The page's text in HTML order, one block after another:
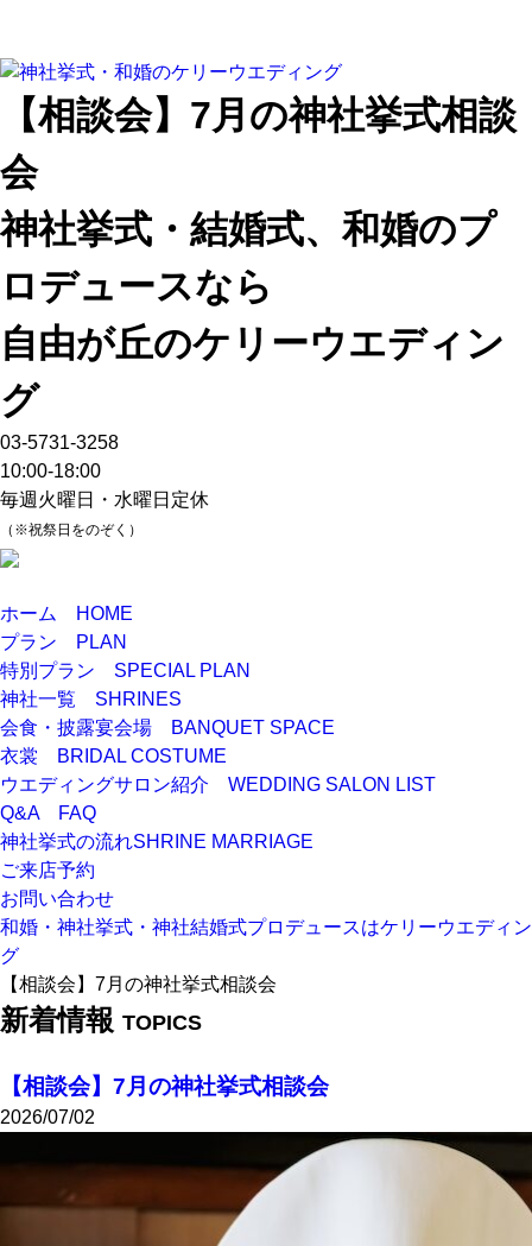
【相談会】7月の神社挙式相談
会
神社挙式・結婚式、和婚のプ
ロデュースなら
自由が丘のケリーウエディン
グ
03-5731-3258
10:00-18:00
毎週火曜日・水曜日定休
（※祝祭日をのぞく）
ホーム
HOME
プラン
PLAN
特別プラン SPECIAL PLAN
神社一覧 SHRINES
会食・披露宴会場
BANQUET SPACE
衣裳
BRIDAL COSTUME
ウエディングサロン紹介 WEDDING SALON LIST
Q&A
FAQ
神社挙式の流れSHRINE MARRIAGE
ご来店予約
お問い合わせ
和婚・神社挙式・神社結婚式プロデュースはケリーウエディン
グ
【相談会】7月の神社挙式相談会
新着情報 TOPICS
【相談会】7月の神社挙式相談会
2026/07/02